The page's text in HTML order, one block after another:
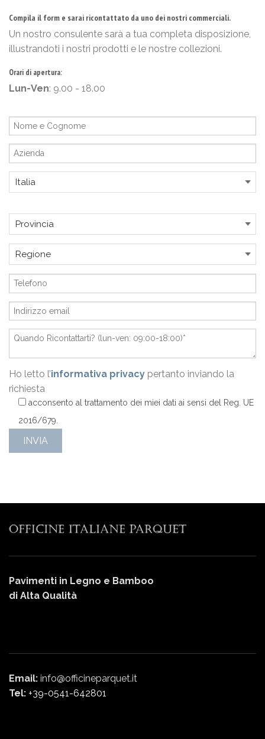
Compila il form e sarai ricontattato da uno dei nostri commerciali.
Un nostro consulente sarà a tua completa disposizione,
illustrandoti i nostri prodotti e le nostre collezioni.
Orari di apertura:
Lun-Ven: 9.00 - 18.00
Ho letto l’informativa privacy pertanto inviando la
richiesta
acconsento al trattamento dei miei dati ai sensi del Reg. UE
2016/679.
Pavimenti in Legno e Bamboo
di Alta Qualità
Email: info@officineparquet.it
Tel: +39-0541-642801